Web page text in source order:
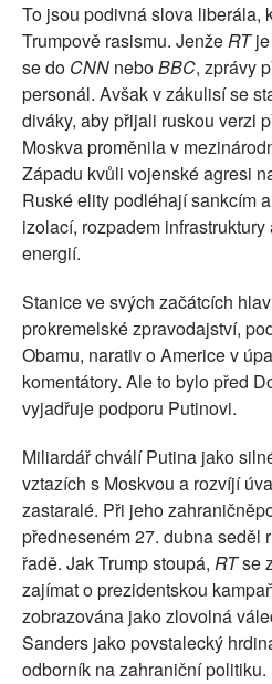
To jsou podivná slova liberála,
Trumpově rasismu. JenžeRTje
se do CNN neboBBC, zprávy
personál. Avšak v zákulisí se
diváky, aby přijali ruskou verzi
Moskva proměnila v
Západu kvůli vojenské agresi
Ruské elity podléhají sankcím
izolací, rozpadem
energií.
Stanice ve svých začátcích
prokremelské zpravodajství,
Obamu, narativ o Americe v
komentátory. Ale to bylo před
vyjadřuje podporu Putinovi.
Miliardář chválí Putina jako
vztazích s Moskvou a rozvíjí
zastaralé. Při jeho
předneseném 27. dubna seděl
řadě. Jak Trump stoupá, RTse
zajímat o prezidentskou
zobrazována jako zlovolná
Sanders jako povstalecký
odborník na zahraniční politiku.